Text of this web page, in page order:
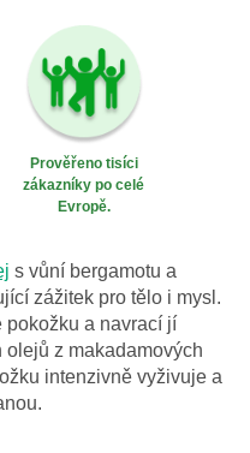
Prověřeno tisíci
zákazníky po celé
Evropě.
s vůní bergamotu a
zážitek pro tělo i mysl.
pokožku a navrací jí
z makadamových
intenzivně vyživuje a